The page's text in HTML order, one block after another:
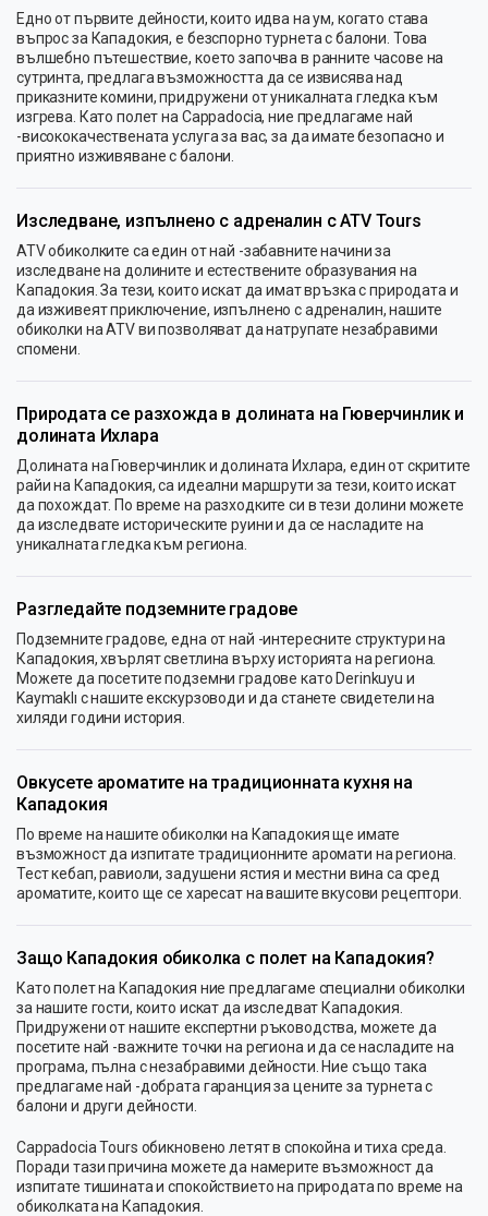
Едно от първите дейности, които идва на ум, когато става
въпрос за Кападокия, е безспорно турнета с балони. Това
вълшебно пътешествие, което започва в ранните часове на
сутринта, предлага възможността да се извисява над
приказните комини, придружени от уникалната гледка към
изгрева. Като полет на Cappadocia, ние предлагаме най
-висококачествената услуга за вас, за да имате безопасно и
приятно изживяване с балони.
Изследване, изпълнено с адреналин с ATV Tours
ATV обиколките са един от най -забавните начини за
изследване на долините и естествените образувания на
Кападокия. За тези, които искат да имат връзка с природата и
да изживеят приключение, изпълнено с адреналин, нашите
обиколки на ATV ви позволяват да натрупате незабравими
спомени.
Природата се разхожда в долината на Гюверчинлик и
долината Ихлара
Долината на Гюверчинлик и долината Ихлара, един от скритите
райи на Кападокия, са идеални маршрути за тези, които искат
да похождат. По време на разходките си в тези долини можете
да изследвате историческите руини и да се насладите на
уникалната гледка към региона.
Разгледайте подземните градове
Подземните градове, една от най -интересните структури на
Кападокия, хвърлят светлина върху историята на региона.
Можете да посетите подземни градове като Derinkuyu и
Kaymaklı с нашите екскурзоводи и да станете свидетели на
хиляди години история.
Овкусете ароматите на традиционната кухня на
Кападокия
По време на нашите обиколки на Кападокия ще имате
възможност да изпитате традиционните аромати на региона.
Тест кебап, равиоли, задушени ястия и местни вина са сред
ароматите, които ще се харесат на вашите вкусови рецептори.
Защо Кападокия обиколка с полет на Кападокия?
Като полет на Кападокия ние предлагаме специални обиколки
за нашите гости, които искат да изследват Кападокия.
Придружени от нашите експертни ръководства, можете да
посетите най -важните точки на региона и да се насладите на
програма, пълна с незабравими дейности. Ние също така
предлагаме най -добрата гаранция за цените за турнета с
балони и други дейности.
Cappadocia Tours обикновено летят в спокойна и тиха среда.
Поради тази причина можете да намерите възможност да
изпитате тишината и спокойствието на природата по време на
обиколката на Кападокия.